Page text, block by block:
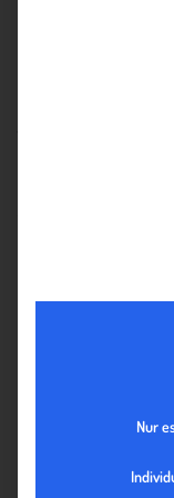
Brenner,H./
Checklisten
internationaler
Nur